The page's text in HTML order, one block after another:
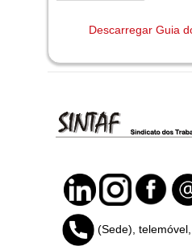
Descarregar Guia
(Sede),